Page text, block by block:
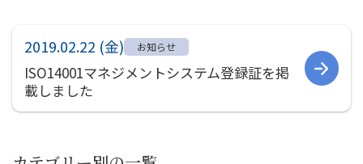
募集要項
会社案内
ご挨拶
会社組織図
2019.02.22 (金) お知らせ
ISO14001マネジメントシステム登録証を掲
載しました